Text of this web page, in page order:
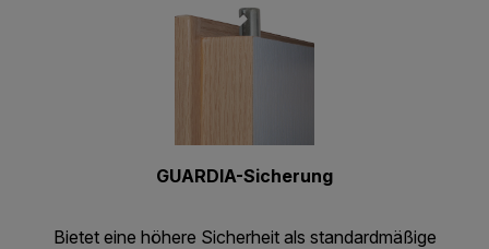
GUARDIA-Sicherung
Bietet eine höhere Sicherheit als standardmäßige